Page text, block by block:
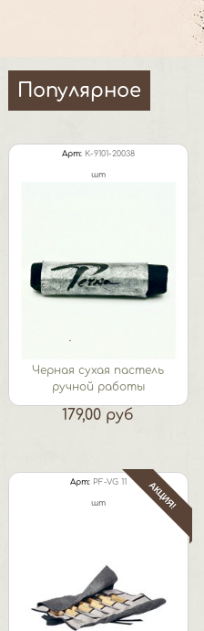
Популярное
Арт: К-9101-20038
шт
Черная сухая пастель
ручной работы
179,00 руб
Арт: PF-VG 11
шт АКЦИЯ!